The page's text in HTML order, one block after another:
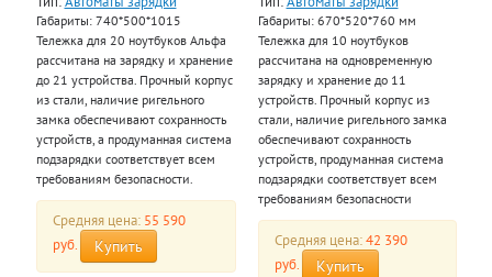
Габариты: 740*500*1015
Тележка для 20 ноутбуков Альфа
рассчитана на зарядку и хранение
до 21 устройства. Прочный корпус
из стали, наличие ригельного
замка обеспечивают сохранность
устройств, а продуманная система
подзарядки соответствует всем
требованиям безопасности.
Средняя цена: 55 590
руб.
Купить
Габариты: 670*520*760 мм
Тележка для 10 ноутбуков
рассчитана на одновременную
зарядку и хранение до 11
устройств. Прочный корпус из
стали, наличие ригельного замка
обеспечивают сохранность
устройств, продуманная система
подзарядки соответствует всем
требованиям безопасности
Средняя цена:42 390
руб.
Купить